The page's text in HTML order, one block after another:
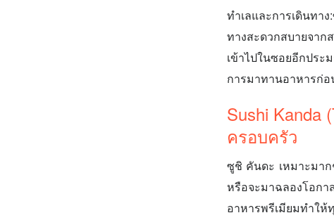
ทำเลและการเดินท
ทางสะดวกสบายจา
เข้าไปในซอยอีกประ
การมาทานอาหารก่
Sushi Kanda
ครอบครัว
ซูชิ คันดะ เหมาะมาก
หรือจะมาฉลองโอก
อาหารพรีเมียมทำใ